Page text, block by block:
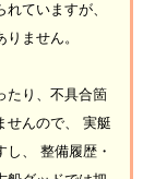
ていますが、
ません。
たり、不具合箇
せんので、 実艇
、 整備履歴・